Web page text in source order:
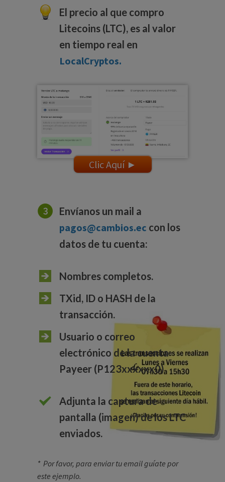
El precio al que compro
Litecoins (LTC), es al valor
en tiempo real en
LocalCryptos.
Clic Aquí ►
Envíanos un mail a
pagos@cambios.ec con los
datos de tu cuenta:
Nombres completos.
TXid, ID o HASH de la
transacción.
Usuario o correo
electrónico de la cuenta
Payeer (P123xxxxxx0)
Adjunta la captura de
pantalla (imagen) de los LTC
enviados.
* Por favor, para enviar tu email guíate por
este ejemplo.